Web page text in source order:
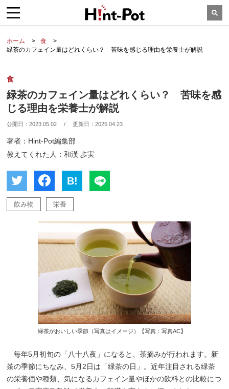
ホーム
食
緑茶のカフェイン量はどれくらい？ 苦味を感じる理由を栄養士が解説
食
緑茶のカフェイン量はどれくらい？ 苦味を感
じる理由を栄養士が解説
公開日：2023.05.02 / 更新日：2025.04.23
著者：Hint-Pot編集部
教えてくれた人：和漢 歩実
B!
飲み物 栄養
緑茶がおいしい季節（写真はイメージ）【写真：写真AC】
毎年5月初旬の「八十八夜」になると、茶摘みが行われます。新
茶の季節にちなみ、5月2日は「緑茶の日」。近年注目される緑茶
の栄養価や種類、気になるカフェイン量やほかの飲料との比較につ